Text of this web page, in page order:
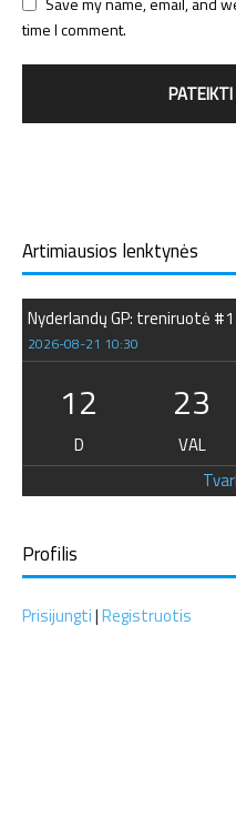
time I comment.
Artimiausios lenktynės
Nyderlandų GP: treniruotė #1
2026-08-21 10:30
12
D
23
VAL
Profilis
Prisijungti|Registruotis